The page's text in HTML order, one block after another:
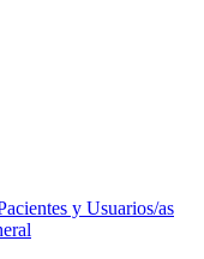
y Usuarios/as